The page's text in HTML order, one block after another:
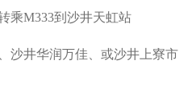
乘M333到沙井天虹站
沙井华润万佳、或沙井上寮市